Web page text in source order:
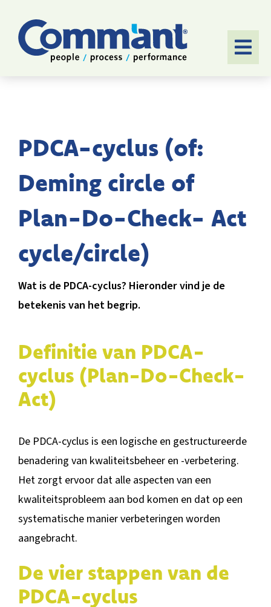
naar
inhoud
CASES
PDCA-cyclus (of:
Deming circle of
Plan-Do-Check- Act
cycle/circle)
Wat is de PDCA-cyclus? Hieronder vind je de
betekenis van het begrip.
Definitie van PDCA-
cyclus (Plan-Do-Check-
Act)
De PDCA-cyclus is een logische en gestructureerde
benadering van kwaliteitsbeheer en -verbetering.
Het zorgt ervoor dat alle aspecten van een
kwaliteitsprobleem aan bod komen en dat op een
systematische manier verbeteringen worden
aangebracht.
De vier stappen van de
PDCA-cyclus